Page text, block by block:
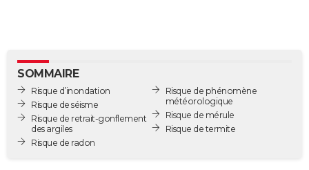
BONS PLANS
CARTE DE VOEUX
Carte de Noël
Carte Bonne année
Carte Saint-Valentin
Carte Pâques
Carte d'anniversaire
DICTIONNAIRE
SOMMAIRE
Risque d’inondation
Risque de séisme
Risque de retrait-gonflement
des argiles
Risque de radon
Risque de phénomène
météorologique
Risque de mérule
Risque de termite